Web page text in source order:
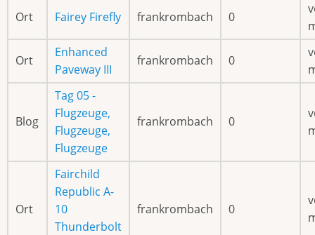
Ort Fairey Firefly frankrombach 0
Ort
Enhanced
Paveway III
frankrombach 0
Blog
Tag 05 -
Flugzeuge,
Flugzeuge,
Flugzeuge
frankrombach 0
Ort
Fairchild
Republic A-
10
Thunderbolt
frankrombach 0